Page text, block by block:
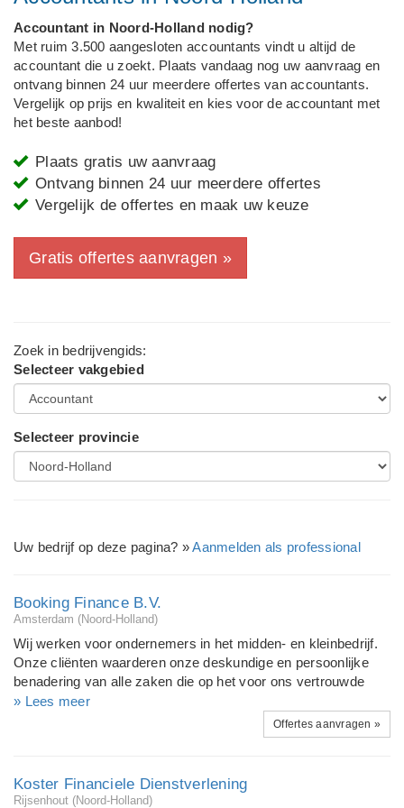
Accountant in Noord-Holland nodig?
Met ruim 3.500 aangesloten accountants vindt u altijd de
accountant die u zoekt. Plaats vandaag nog uw aanvraag en
ontvang binnen 24 uur meerdere offertes van accountants.
Vergelijk op prijs en kwaliteit en kies voor de accountant met
het beste aanbod!
Plaats gratis uw aanvraag
Ontvang binnen 24 uur meerdere offertes
Vergelijk de offertes en maak uw keuze
Gratis offertes aanvragen »
Zoek in bedrijvengids:
Selecteer vakgebied
Selecteer provincie
Uw bedrijf op deze pagina? »Aanmelden als professional
Booking Finance B.V.
Amsterdam (Noord-Holland)
Wij werken voor ondernemers in het midden- en kleinbedrijf.
Onze cliënten waarderen onze deskundige en persoonlijke
benadering van alle zaken die op het voor ons vertrouwde
terrein van accountancy en advies liggen. Naast de gangbare
(salaris-)administratie, het verzorgen van belastingaangiften
en het opstellen van jaarrekeningen, kunt u bij ons terecht
nagenoeg alle sectoren binnen het midden- en kleinbedrijf.
Ons zakelijke advieswerk is complementair aan onze
» Lees meer
Offertes aanvragen »
Koster Financiele Dienstverlening
Rijsenhout (Noord-Holland)